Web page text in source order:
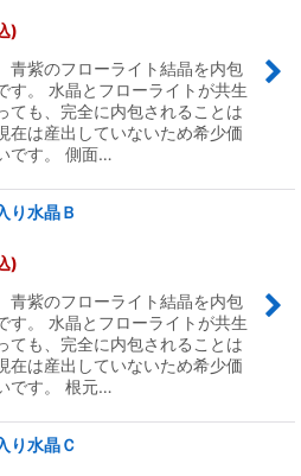
絞り込む
)
青紫のフローライト結晶を内包
す。 水晶とフローライトが共生
ても、完全に内包されることは
在は産出していないため希少価
です。 側面…
り水晶Ｂ
)
青紫のフローライト結晶を内包
す。 水晶とフローライトが共生
ても、完全に内包されることは
在は産出していないため希少価
です。 根元…
り水晶Ｃ